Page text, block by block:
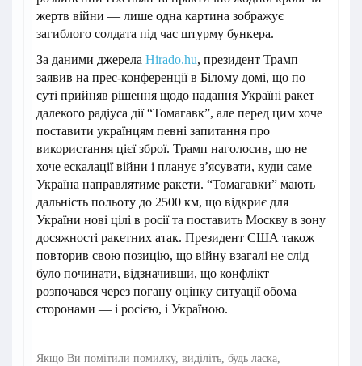
жертв війни — лише одна картина зображує
загиблого солдата під час штурму бункера.
За даними джерела Hirado.hu, президент Трамп
заявив на прес-конференції в Білому домі, що по
суті прийняв рішення щодо надання Україні ракет
далекого радіуса дії “Томагавк”, але перед цим хоче
поставити українцям певні запитання про
використання цієї зброї. Трамп наголосив, що не
хоче ескалації війни і планує з’ясувати, куди саме
Україна направлятиме ракети. “Томагавки” мають
дальність польоту до 2500 км, що відкриє для
України нові цілі в росії та поставить Москву в зону
досяжності ракетних атак. Президент США також
повторив свою позицію, що війну взагалі не слід
було починати, відзначивши, що конфлікт
розпочався через погану оцінку ситуації обома
сторонами — і росією, і Україною.
Якщо Ви помітили помилку, виділіть, будь ласка,